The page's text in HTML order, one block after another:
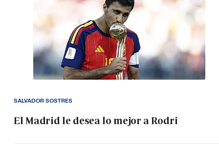
El Madrid le desea lo mejor a Rodri
SALVADOR SOSTRES